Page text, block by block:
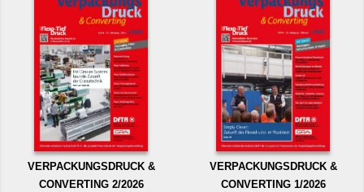
VERPACKUNGSDRUCK &
CONVERTING 2/2026
VERPACKUNGSDRUCK &
CONVERTING 1/2026